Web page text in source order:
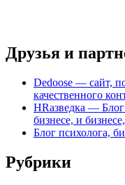
Друзья и
Dedoose — сайт,
качественного
HRазведка — Блог
бизнесе, и
Блог психолога,
Рубрики